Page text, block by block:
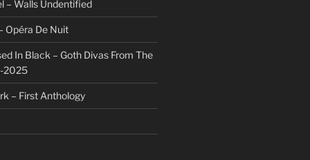
– Walls Undentified
Opéra De Nuit
In Black – Goth Divas From The
2025
– First Anthology